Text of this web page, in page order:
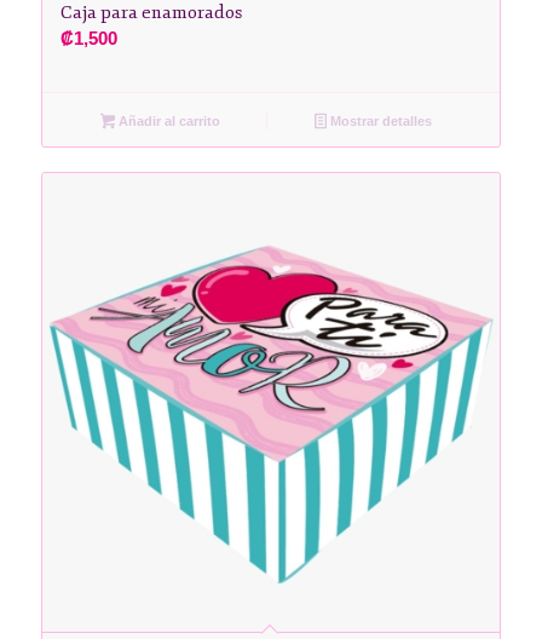
Caja para enamorados
₡1,500
Añadir al carrito Mostrar detalles